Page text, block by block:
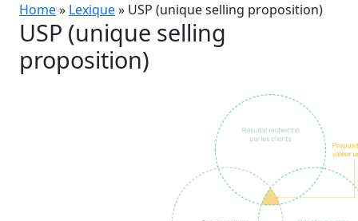
Home» Lexique» USP (unique selling proposition)
USP (unique selling
proposition)